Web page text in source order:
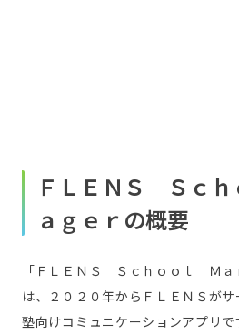
ＦＬＥＮＳ Ｓｃ
ａｇｅｒの概要
「ＦＬＥＮＳ Ｓｃｈｏｏｌ Ｍａ
は、２０２０年からＦＬＥＮＳが
塾向けコミュニケーションアプリで